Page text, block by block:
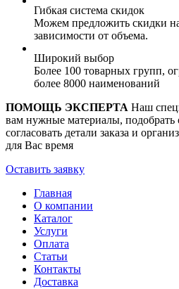
Гибкая система скидок
Можем предложить скидки
зависимости от объема.
Широкий выбор
Более 100 товарных групп,
более 8000 наименований
ПОМОЩЬ ЭКСПЕРТА Наш
вам нужные материалы, подобрать
согласовать детали заказа и
для Вас время
Оставить заявку
Главная
О компании
Каталог
Услуги
Оплата
Статьи
Контакты
Доставка